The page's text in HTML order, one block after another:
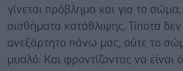
γίνεται πρόβλημα και για το
αισθήματα κατάθλιψης. Τίποτα δεν
ανεξάρτητο πάνω μας, ούτε το
μυαλό. Και φροντίζοντας να είναι